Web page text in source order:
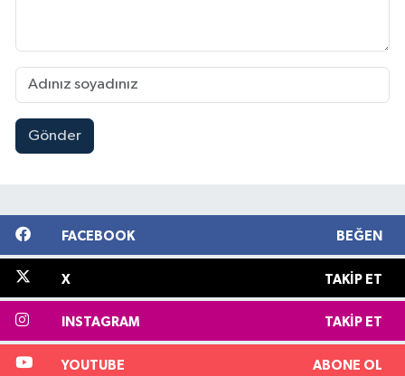
Gönder
FACEBOOK BEĞEN
X TAKIP ET
INSTAGRAM TAKIP ET
YOUTUBE ABONE OL